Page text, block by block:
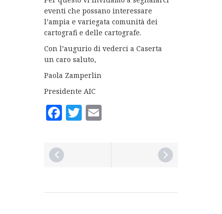
eventi che possano interessare
l’ampia e variegata comunità dei
cartografi e delle cartografe.
Con l’augurio di vederci a Caserta
un caro saluto,
Paola Zamperlin
Presidente AIC
Facebook
Twitter